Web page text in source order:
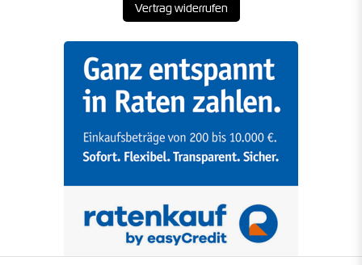
Vertrag widerrufen